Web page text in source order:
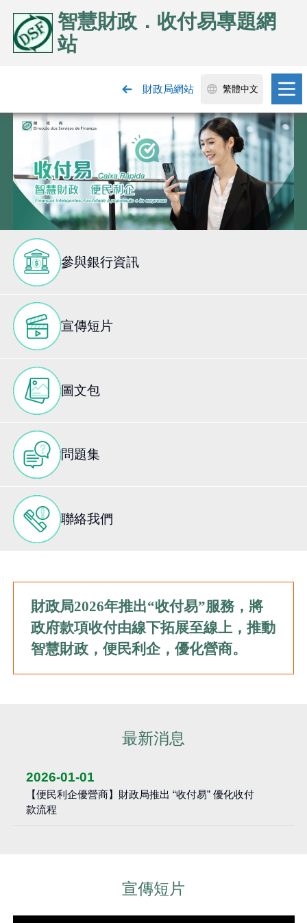
智慧財政．收付易專題網
站
財政局網站 繁體中文
參與銀行資訊
宣傳短片
圖文包
問題集
聯絡我們
財政局2026年推出“收付易”服務，將
政府款項收付由線下拓展至線上，推動
智慧財政，便民利企，優化營商。
最新消息
2026-01-01
【便民利企優營商】財政局推出 “收付易” 優化收付
款流程
宣傳短片